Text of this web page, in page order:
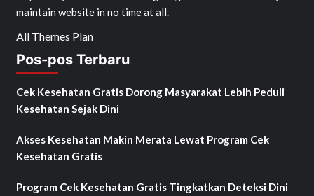
maintain website in no time at all.
All Themes Plan
Pos-pos Terbaru
Cek Kesehatan Gratis Dorong Masyarakat Lebih Peduli
Kesehatan Sejak Dini
Akses Kesehatan Makin Merata Lewat Program Cek
Kesehatan Gratis
Program Cek Kesehatan Gratis Tingkatkan Deteksi Dini